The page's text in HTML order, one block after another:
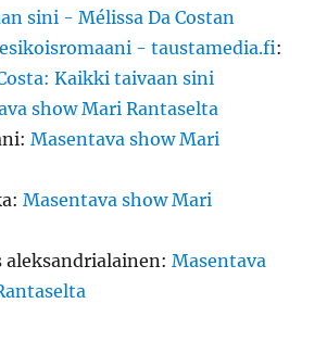
sini - Mélissa Da Costan
- taustamedia.fi:
Kaikki taivaan sini
show Mari Rantaselta
:Masentava show Mari
:Masentava show Mari
aleksandrialainen:Masentava